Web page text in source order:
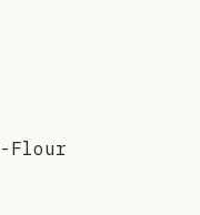
Flour